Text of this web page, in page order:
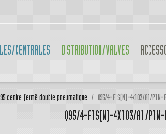
CENTRALES DISTRIBUTION/VALVES
centre fermé double pneumatique Q95/4-F1S(N)-4x103/A1/P1N-
Q95/4-F1S(N)-4X103/A1/P1N-